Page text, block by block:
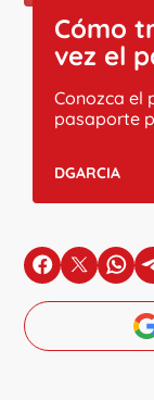
Cómo
vez el
Conozca el
pasaporte
DGARCIA
en Facebook
en Xen